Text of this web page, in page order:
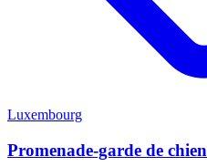
Luxembourg
Promenade-garde de chien